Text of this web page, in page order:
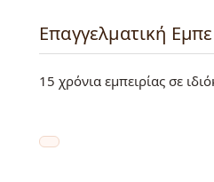
Επαγγελματική
15 χρόνια εμπειρίας σε